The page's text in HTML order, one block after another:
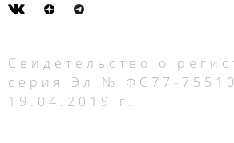
Свидетельство о
серия Эл № ФС77-
19.04.2019 г.